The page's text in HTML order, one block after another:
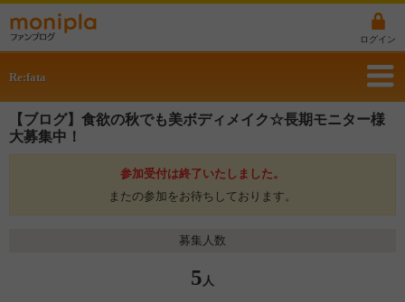
ログイン
Re:fata
【ブログ】食欲の秋でも美ボディメイク☆長期モニター様
大募集中！
参加受付は終了いたしました。
またの参加をお待ちしております。
募集人数
5 人